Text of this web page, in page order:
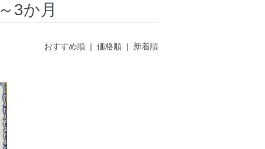
3か月
おすすめ順 | 価格順 | 新着順